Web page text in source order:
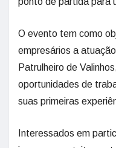
O evento tem como
empresários a
Patrulheiro de
oportunidades de
suas primeiras
Interessados em